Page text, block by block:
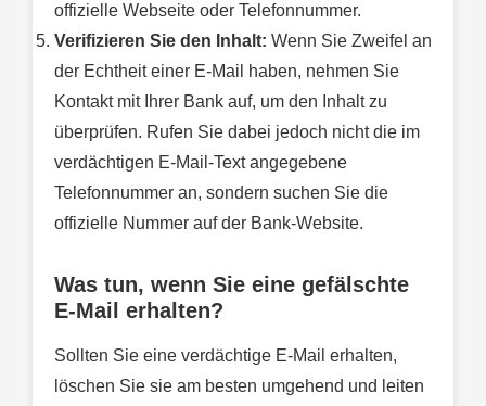
offizielle Webseite oder Telefonnummer.
Verifizieren Sie den Inhalt: Wenn Sie Zweifel an
der Echtheit einer E-Mail haben, nehmen Sie
Kontakt mit Ihrer Bank auf, um den Inhalt zu
überprüfen. Rufen Sie dabei jedoch nicht die im
verdächtigen E-Mail-Text angegebene
Telefonnummer an, sondern suchen Sie die
offizielle Nummer auf der Bank-Website.
Was tun, wenn Sie eine gefälschte
E-Mail erhalten?
Sollten Sie eine verdächtige E-Mail erhalten,
löschen Sie sie am besten umgehend und leiten